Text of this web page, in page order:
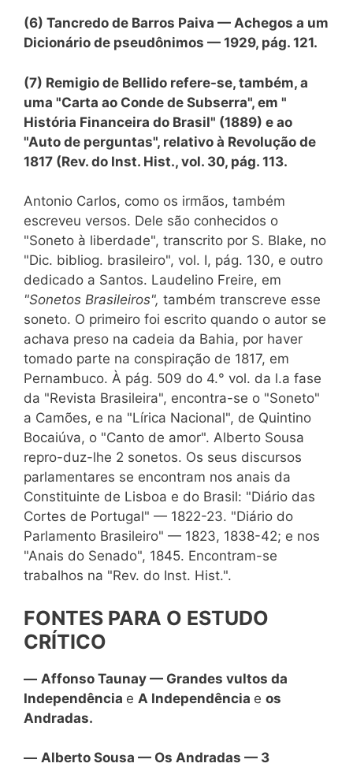
(6) Tancredo de Barros Paiva — Achegos a um
Dicionário de pseudônimos — 1929, pág. 121.
(7) Remigio de Bellido refere-se, também, a
uma "Carta ao Conde de Subserra", em "
História Financeira do Brasil" (1889) e ao
"Auto de perguntas", relativo à Revolução de
1817 (Rev. do Inst. Hist., vol. 30, pág. 113.
Antonio Carlos, como os irmãos, também
escreveu versos. Dele são conhecidos o
"Soneto à liberdade", transcrito por S. Blake, no
"Dic. bibliog. brasileiro", vol. I, pág. 130, e outro
dedicado a Santos. Laudelino Freire, em
"Sonetos Brasileiros", também transcreve esse
soneto. O primeiro foi escrito quando o autor se
achava preso na cadeia da Bahia, por haver
tomado parte na conspiração de 1817, em
Pernambuco. À pág. 509 do 4.° vol. da l.a fase
da "Revista Brasileira", encontra-se o "Soneto"
a Camões, e na "Lírica Nacional", de Quintino
Bocaiúva, o "Canto de amor". Alberto Sousa
repro-duz-lhe 2 sonetos. Os seus discursos
parlamentares se encontram nos anais da
Constituinte de Lisboa e do Brasil: "Diário das
Cortes de Portugal" — 1822-23. "Diário do
Parlamento Brasileiro" — 1823, 1838-42; e nos
"Anais do Senado", 1845. Encontram-se
trabalhos na "Rev. do Inst. Hist.".
FONTES PARA O ESTUDO
CRÍTICO
— Affonso Taunay — Grandes vultos da
Independência e A Independência e os
Andradas.
— Alberto Sousa — Os Andradas — 3